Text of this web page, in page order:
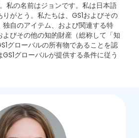
私の名前はジョンです。私は日本語
がとう。 私たちは、GS1およびその
自のアイテム、および関連する特
びその他の知的財産（総称して「知
グローバルの所有物であることを認
グローバルが提供する条件に従う